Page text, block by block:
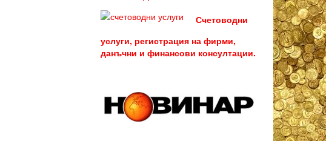
Счетоводни
услуги, регистрация на фирми,
данъчни и финансови консултации.